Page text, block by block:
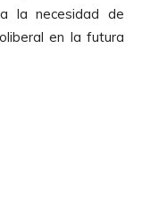
la necesidad de
en la futura